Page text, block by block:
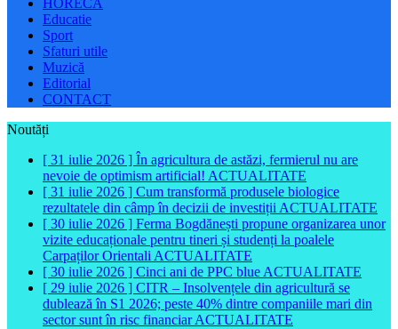
HORECA
Educatie
Sport
Sfaturi utile
Muzică
Editorial
CONTACT
Noutăți
[ 31 iulie 2026 ] În agricultura de astăzi, fermierul nu are
nevoie de optimism artificial! ACTUALITATE
[ 31 iulie 2026 ] Cum transformă produsele biologice
rezultatele din câmp în decizii de investiții ACTUALITATE
[ 30 iulie 2026 ] Ferma Bogdănești propune organizarea unor
vizite educaționale pentru tineri și studenți la poalele
Carpaților Orientali ACTUALITATE
[ 30 iulie 2026 ] Cinci ani de PPC blue ACTUALITATE
[ 29 iulie 2026 ] CITR – Insolvențele din agricultură se
dublează în S1 2026; peste 40% dintre companiile mari din
sector sunt în risc financiarACTUALITATE